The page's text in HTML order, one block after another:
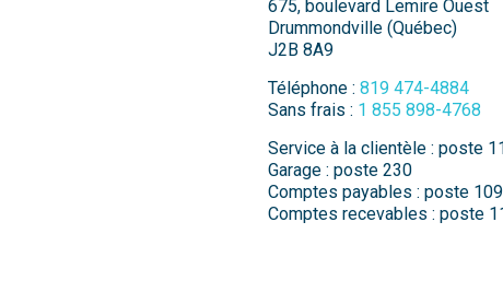
675, boulevard Lemire Ouest
Drummondville (Québec)
J2B 8A9
Téléphone : 819 474-4884
Sans frais : 1 855 898-4768
Service à la clientèle : poste
Garage : poste 230
Comptes payables : poste 109
Comptes recevables : poste